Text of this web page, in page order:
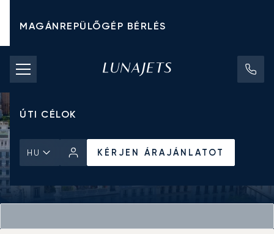
MAGÁNREPÜLŐGÉP BÉRLÉS
CHARTER ÁRAK
MAGÁNREPÜLŐGÉPEK
ÚTI CÉLOK
HU KÉRJEN ÁRAJÁNLATOT